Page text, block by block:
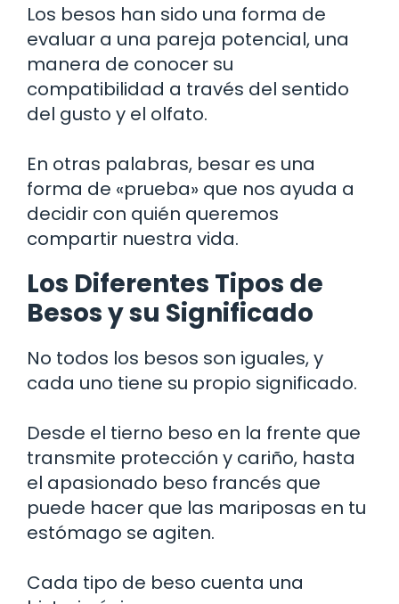
Los besos han sido una forma de
evaluar a una pareja potencial, una
manera de conocer su
compatibilidad a través del sentido
del gusto y el olfato.
En otras palabras, besar es una
forma de «prueba» que nos ayuda a
decidir con quién queremos
compartir nuestra vida.
Los Diferentes Tipos de
Besos y su Significado
No todos los besos son iguales, y
cada uno tiene su propio significado.
Desde el tierno beso en la frente que
transmite protección y cariño, hasta
el apasionado beso francés que
puede hacer que las mariposas en tu
estómago se agiten.
Cada tipo de beso cuenta una